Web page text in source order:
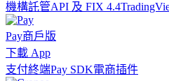
機構託管API 及 FIX 4.4
Pay商戶版
下載 App
支付終端Pay SDK電商插件